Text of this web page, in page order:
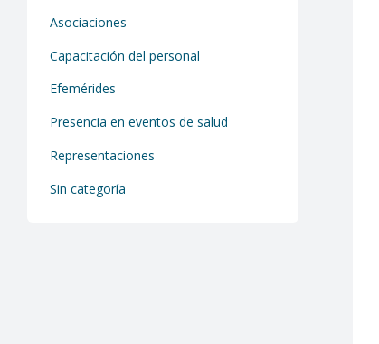
Asociaciones
Capacitación del personal
Efemérides
Presencia en eventos de salud
Representaciones
Sin categoría